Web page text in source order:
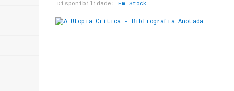
Disponibilidade:
Em Stock